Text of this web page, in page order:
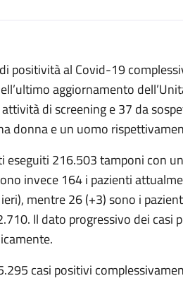
positività al Covid-19
aggiornamento
di screening e 37 da
donna e un uomo
eseguiti 216.503 tamponi con
invece 164 i pazienti
mentre 26 (+3) sono i
Il dato progressivo dei
casi positivi